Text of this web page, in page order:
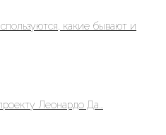
какие бывают и
Леонардо Да...